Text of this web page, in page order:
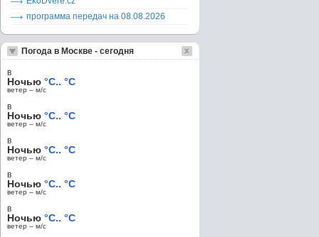
программа передач на 08.08.2026
Погода в Москве - сегодня
в
Ночью °C.. °C
ветер – м/c
в
Ночью °C.. °C
ветер – м/c
в
Ночью °C.. °C
ветер – м/c
в
Ночью °C.. °C
ветер – м/c
в
Ночью °C.. °C
ветер – м/c